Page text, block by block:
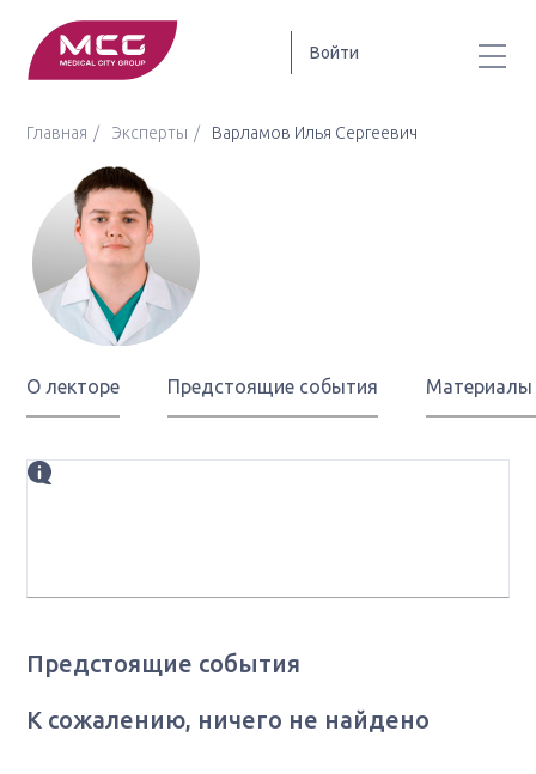
Войти
Главная Эксперты Варламов Илья Сергеевич
О лекторе Предстоящие события Материалы
Предстоящие события
К сожалению, ничего не найдено